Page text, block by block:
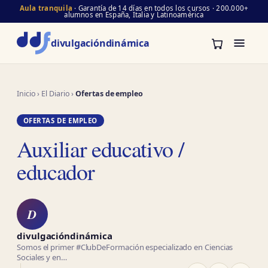
Aula tranquila · Garantía de 14 días en todos los cursos · 200.000+
alumnos en España, Italia y Latinoamérica
divulgacióndinámica
Inicio› El Diario›Ofertas de empleo
OFERTAS DE EMPLEO
Auxiliar educativo /
educador
D
divulgacióndinámica
Somos el primer #ClubDeFormación especializado en Ciencias
Sociales y en…